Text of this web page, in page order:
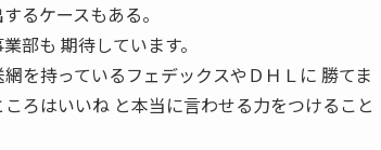
るケースもある。
部も 期待しています。
を持っているフェデックスやＤＨＬに 勝てま
ろはいいね と本当に言わせる力をつけること